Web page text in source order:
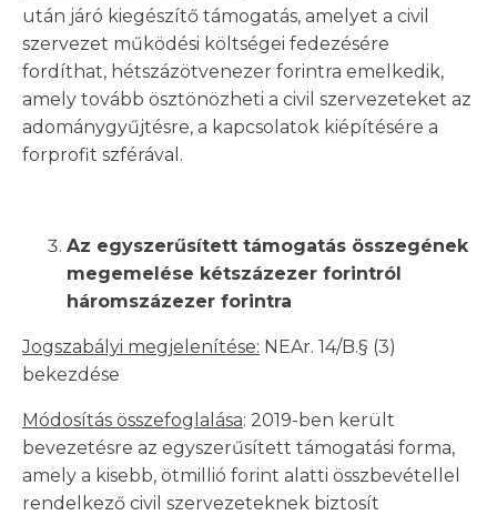
után járó kiegészítő támogatás, amelyet a civil
szervezet működési költségei fedezésére
fordíthat, hétszázötvenezer forintra emelkedik,
amely tovább ösztönözheti a civil szervezeteket az
adománygyűjtésre, a kapcsolatok kiépítésére a
forprofit szférával.
Az egyszerűsített támogatás összegének
megemelése kétszázezer forintról
háromszázezer forintra
Jogszabályi megjelenítése: NEAr. 14/B.§ (3)
bekezdése
Módosítás összefoglalása: 2019-ben került
bevezetésre az egyszerűsített támogatási forma,
amely a kisebb, ötmillió forint alatti összbevétellel
rendelkező civil szervezeteknek biztosít